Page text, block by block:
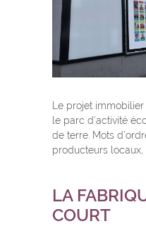
Le projet
le parc d’activité
de terre. Mots
producteurs locaux,
LA
COURT